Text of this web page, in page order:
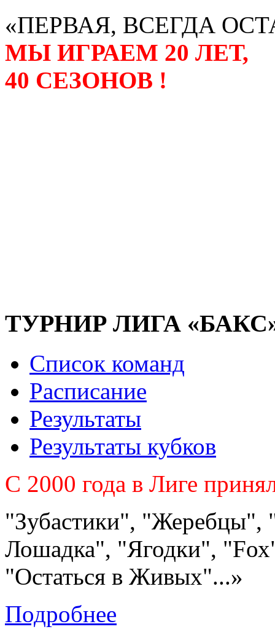
«ПЕРВАЯ, ВСЕГДА
МЫ ИГРАЕМ 20 ЛЕТ,
40 СЕЗОНОВ !
ТУРНИР ЛИГА
Список команд
Расписание
Результаты
Результаты кубков
C 2000 года в Лиге
"Зубастики", "Жеребцы",
Лошадка", "Ягодки",
"Остаться в Живых"...»
Подробнее